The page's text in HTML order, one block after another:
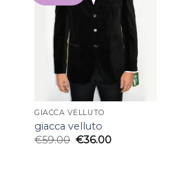
GIACCA VELLUTO
giacca velluto
€59.00 €36.00